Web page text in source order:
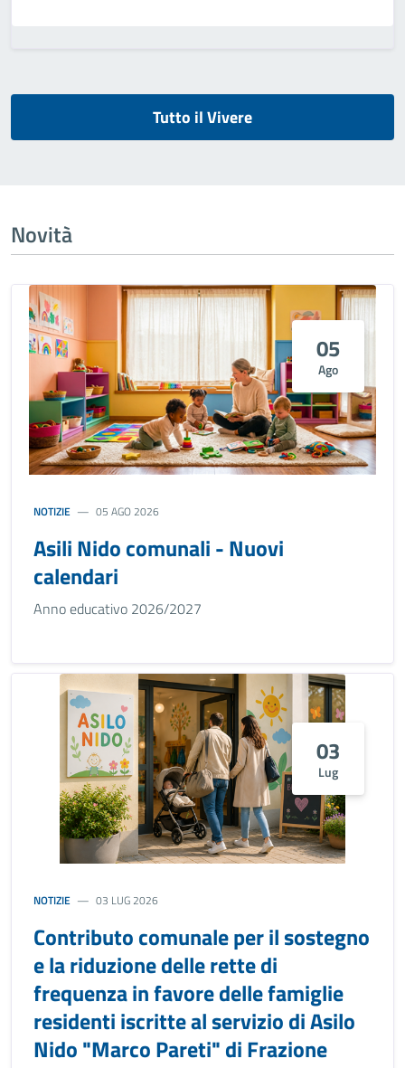
Tutto il Vivere
Novità
05
Ago
NOTIZIE 05 AGO 2026
Asili Nido comunali - Nuovi
calendari
Anno educativo 2026/2027
03
Lug
NOTIZIE 03 LUG 2026
Contributo comunale per il sostegno
e la riduzione delle rette di
frequenza in favore delle famiglie
residenti iscritte al servizio di Asilo
Nido "Marco Pareti" di Frazione